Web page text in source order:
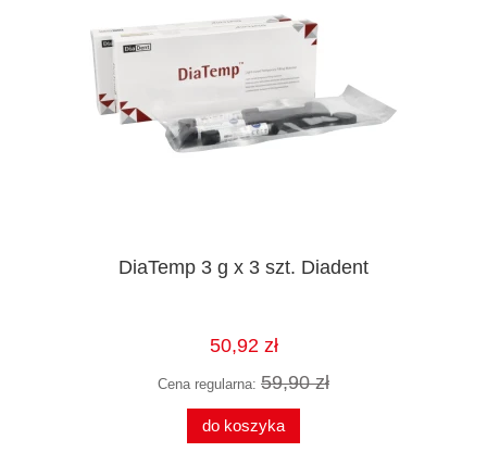
DiaTemp 3 g x 3 szt. Diadent
50,92 zł
Cena regularna: 59,90 zł
do koszyka